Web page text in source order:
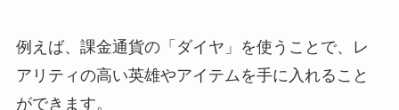
例えば、課金通貨の「ダイヤ」を使うことで、レ
アリティの高い英雄やアイテムを手に入れること
ができます。